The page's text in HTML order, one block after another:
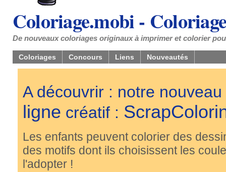
Coloriage.mobi -
De nouveaux coloriages originaux à imprimer et colorier
Coloriages Concours Liens Nouveautés
A découvrir : notre
ligne créatif :
Les enfants peuvent colorier des
des motifs dont ils choisissent les
l'adopter !